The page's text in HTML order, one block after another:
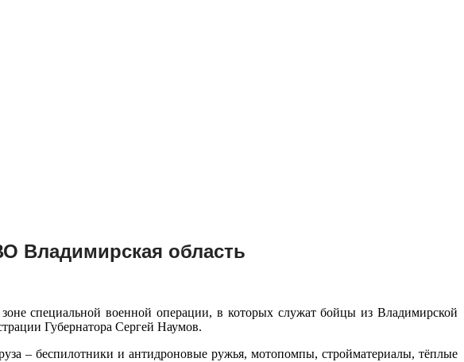
Владимирская область
специальной военной операции, в которых служат бойцы из Владимирской
Губернатора Сергей Наумов.
– беспилотники и антидроновые ружья, мотопомпы, стройматериалы, тёплые